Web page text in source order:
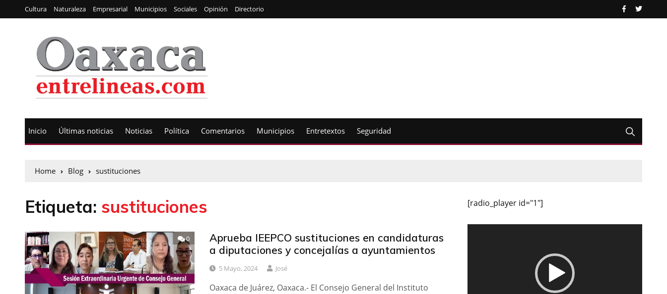
Cultura Naturaleza Empresarial Municipios Sociales Opinión Directorio
Inicio Últimas noticias Noticias Política Comentarios Municipios Entretextos Seguridad
Home Blog sustituciones
Etiqueta: sustituciones
0
Aprueba IEEPCO sustituciones en candidaturas
a diputaciones y concejalías a ayuntamientos
5 Mayo, 2024 José
Oaxaca de Juárez, Oaxaca.- El Consejo General del Instituto
[radio_player id="1"]